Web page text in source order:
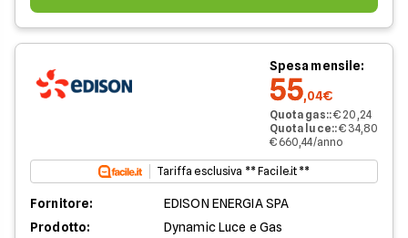
Spesa mensile:
55,04€
Quota gas::€ 20,24
Quota luce::€ 34,80
€ 660,44/anno
Tariffa esclusiva ** Facile.it **
Fornitore:
EDISON ENERGIA SPA
Prodotto:
Dynamic Luce e Gas